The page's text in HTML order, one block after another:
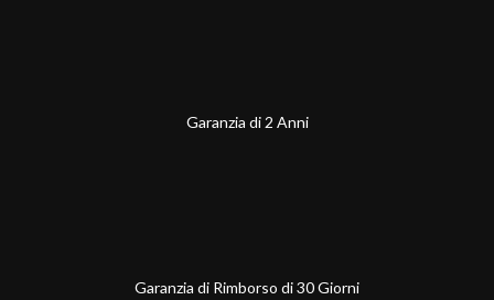
Garanzia di 2 Anni
Garanzia di Rimborso di 30 Giorni